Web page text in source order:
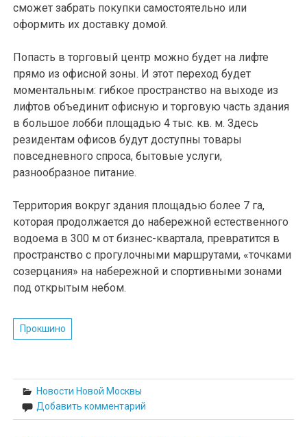
сможет забрать покупки самостоятельно или
оформить их доставку домой.
Попасть в торговый центр можно будет на лифте
прямо из офисной зоны. И этот переход будет
моментальным: гибкое пространство на выходе из
лифтов объединит офисную и торговую часть здания
в большое лобби площадью 4 тыс. кв. м. Здесь
резидентам офисов будут доступны товары
повседневного спроса, бытовые услуги,
разнообразное питание.
Территория вокруг здания площадью более 7 га,
которая продолжается до набережной естественного
водоема в 300 м от бизнес-квартала, превратится в
пространство с прогулочными маршрутами, «точками
созерцания» на набережной и спортивными зонами
под открытым небом.
Прокшино
Новости Новой Москвы
Добавить комментарий